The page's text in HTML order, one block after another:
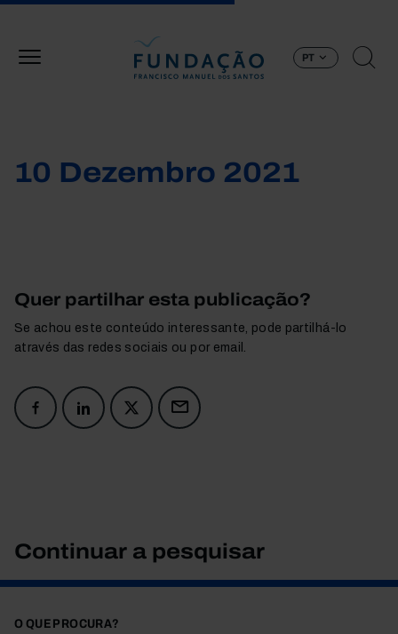
PT
10 Dezembro 2021
Quer partilhar esta publicação?
Se achou este conteúdo interessante, pode partilhá-lo
através das redes sociais ou por email.
Continuar a pesquisar
O QUE PROCURA?